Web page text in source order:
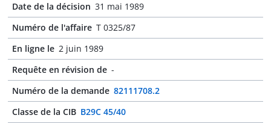
Date de la décision 31 mai 1989
Numéro de l'affaire T 0325/87
En ligne le 2 juin 1989
Requête en révision de -
Numéro de la demande 82111708.2
Classe de la CIB B29C 45/40